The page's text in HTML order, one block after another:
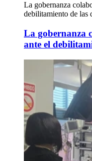
La gobernanza
debilitamiento de las
La gobernanza
ante el